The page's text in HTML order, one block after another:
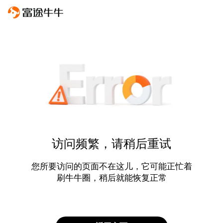
访问频繁，请稍后重试
您所要访问的页面不在这儿，它可能正忙着
刷牛牛圈，稍后就能恢复正常